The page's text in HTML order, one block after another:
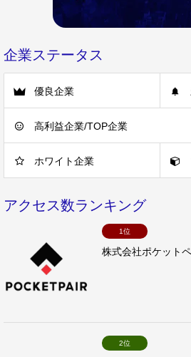
企業ステータス
優良企業
高利益企業/TOP企業
ホワイト企業
アクセス数ランキング
1位
株式会社ポケット
2位